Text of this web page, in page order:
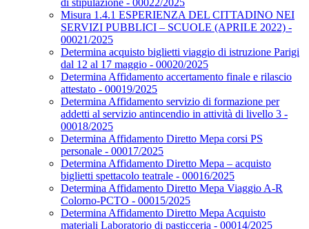
di stipulazione - 00022/2025
Misura 1.4.1 ESPERIENZA DEL CITTADINO NEI
SERVIZI PUBBLICI – SCUOLE (APRILE 2022) -
00021/2025
Determina acquisto biglietti viaggio di istruzione Parigi
dal 12 al 17 maggio - 00020/2025
Determina Affidamento accertamento finale e rilascio
attestato - 00019/2025
Determina Affidamento servizio di formazione per
addetti al servizio antincendio in attività di livello 3 -
00018/2025
Determina Affidamento Diretto Mepa corsi PS
personale - 00017/2025
Determina Affidamento Diretto Mepa – acquisto
biglietti spettacolo teatrale - 00016/2025
Determina Affidamento Diretto Mepa Viaggio A-R
Colorno-PCTO - 00015/2025
Determina Affidamento Diretto Mepa Acquisto
materiali Laboratorio di pasticceria - 00014/2025